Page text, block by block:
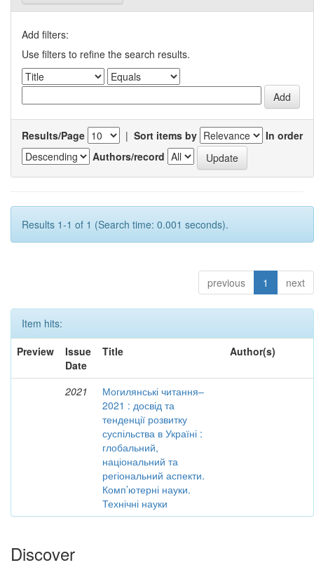
Add filters:
Use filters to refine the search results.
Results/Page | Sort items by
In order
Authors/record
Results 1-1 of 1 (Search time: 0.001 seconds).
previous 1 next
Item hits:
Preview
Issue
Date
Title Author(s)
2021
Могилянські читання–
2021 : досвід та
тенденції розвитку
суспільства в Україні :
глобальний,
національний та
регіональний аспекти.
Комп’ютерні науки.
Технічні науки
Discover